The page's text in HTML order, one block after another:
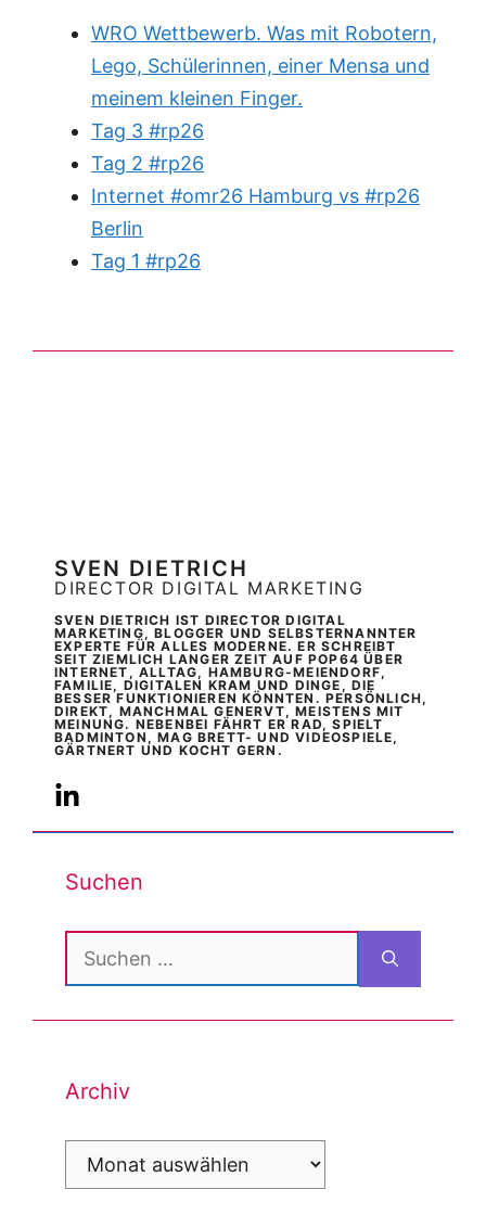
WRO Wettbewerb. Was mit Robotern,
Lego, Schülerinnen, einer Mensa und
meinem kleinen Finger.
Tag 3 #rp26
Tag 2 #rp26
Internet #omr26 Hamburg vs #rp26
Berlin
Tag 1 #rp26
SVEN DIETRICH
DIRECTOR DIGITAL MARKETING
SVEN DIETRICH IST DIRECTOR DIGITAL
MARKETING, BLOGGER UND SELBSTERNANNTER
EXPERTE FÜR ALLES MODERNE. ER SCHREIBT
SEIT ZIEMLICH LANGER ZEIT AUF POP64 ÜBER
INTERNET, ALLTAG, HAMBURG-MEIENDORF,
FAMILIE, DIGITALEN KRAM UND DINGE, DIE
BESSER FUNKTIONIEREN KÖNNTEN. PERSÖNLICH,
DIREKT, MANCHMAL GENERVT, MEISTENS MIT
MEINUNG. NEBENBEI FÄHRT ER RAD, SPIELT
BADMINTON, MAG BRETT- UND VIDEOSPIELE,
GÄRTNERT UND KOCHT GERN.
Suchen
Suchen
nach:
Archiv
Archiv